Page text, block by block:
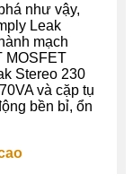
như vậy,
Leak
mạch
MOSFET
Stereo 230
và cặp tụ
bền bỉ, ổn